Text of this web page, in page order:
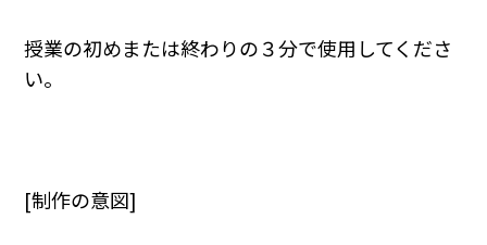
授業の初めまたは終わりの３分で使用してくださ
い。
[制作の意図]